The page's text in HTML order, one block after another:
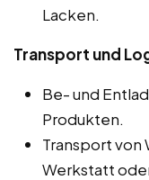
Lacken.
Transport und
Be- und
Produkten.
Transport von
Werkstatt